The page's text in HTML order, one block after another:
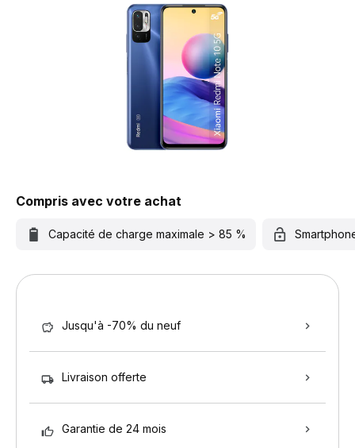
Compris avec votre achat
Capacité de charge maximale > 85 %
Jusqu'à -70% du neuf
Livraison offerte
Garantie de 24 mois